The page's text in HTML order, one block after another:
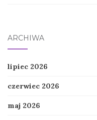
ARCHIWA
lipiec 2026
czerwiec 2026
maj 2026